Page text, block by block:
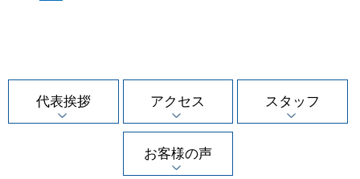
代表挨拶 アクセス スタッフ
お客様の声